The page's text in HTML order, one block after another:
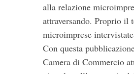
alla relazione
attraversando. Proprio il
microimprese
Con questa
Camera di Commercio